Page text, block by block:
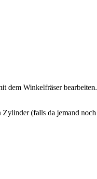
dem Winkelfräser
(falls da jemand